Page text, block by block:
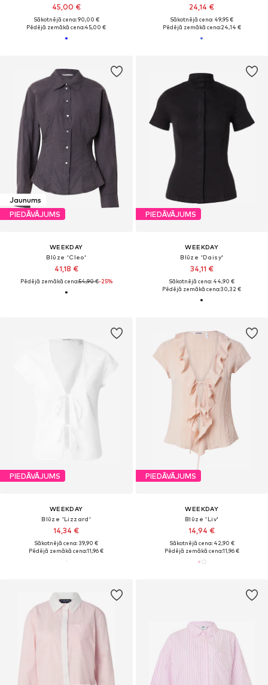
45,00 €
Sākotnējā cena: 90,00 €
Pēdējā zemākā cena:45,00 €
24,14 €
Sākotnējā cena: 49,95 €
Pēdējā zemākā cena:24,14 €
Jaunums
PIEDĀVĀJUMS
WEEKDAY
Blūze 'Cleo'
41,18 €
Pēdējā zemākā cena:54,90 €-25%
PIEDĀVĀJUMS
WEEKDAY
Blūze 'Daisy'
34,11 €
Sākotnējā cena: 44,90 €
Pēdējā zemākā cena:30,32 €
PIEDĀVĀJUMS
WEEKDAY
Blūze 'Lizzard'
14,34 €
Sākotnējā cena: 39,90 €
Pēdējā zemākā cena:11,96 €
PIEDĀVĀJUMS
WEEKDAY
Blūze 'Liv'
14,94 €
Sākotnējā cena: 42,90 €
Pēdējā zemākā cena:11,96 €